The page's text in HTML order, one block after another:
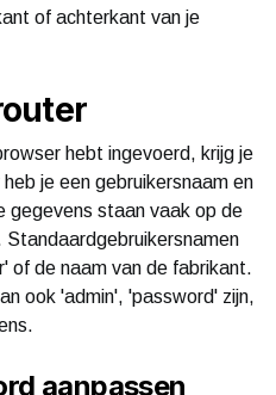
of achterkant van je
hebt ingevoerd, krijg je
je een gebruikersnaam en
gegevens staan vaak op de
of de naam van de fabrikant.
ook 'admin', 'password' zijn,
aanpassen